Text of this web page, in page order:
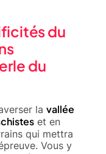
du
du
la vallée
et en
qui mettra
Vous y